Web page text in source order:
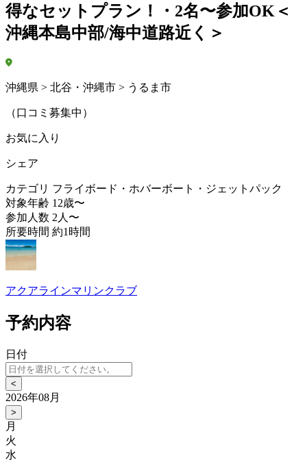
得なセットプラン！・2名〜参加OK＜
沖縄本島中部/海中道路近く＞
沖縄県 > 北谷・沖縄市 > うるま市
（口コミ募集中）
お気に入り
シェア
カテゴリ フライボード・ホバーボート・ジェットパック
対象年齢 12歳〜
参加人数 2人〜
所要時間 約1時間
アクアラインマリンクラブ
予約内容
日付
<
2026年08月
>
月
火
水